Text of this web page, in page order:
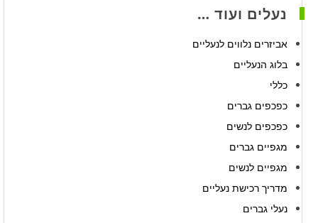
נעלים ועוד …
אביזרים נלווים לנעליים
בלוג הנעליים
כללי
כפכפים גברים
כפכפים לנשים
מגפיים גברים
מגפיים לנשים
מדריך רכישת נעליים
נעלי גברים